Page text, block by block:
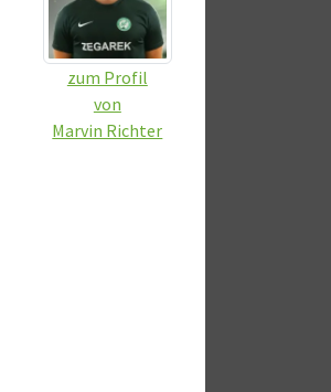
zum Profil
von
Marvin Richter